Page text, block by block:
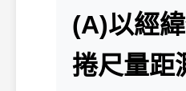
(A)以經
捲尺量距